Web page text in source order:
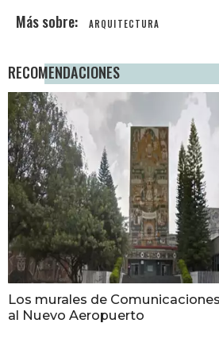
ARQUITECTURA
RECOMENDACIONES
Los murales de
al Nuevo Aeropuerto